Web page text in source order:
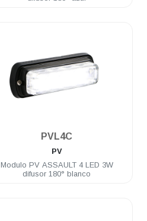
PVL4C
PV
Modulo PV ASSAULT 4 LED 3W
difusor 180° blanco